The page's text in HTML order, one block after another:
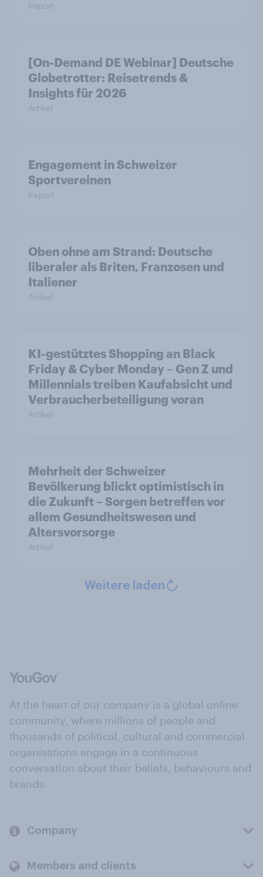
Report
[On-Demand DE Webinar] Deutsche
Globetrotter: Reisetrends &
Insights für 2026
Artikel
Engagement in Schweizer
Sportvereinen
Report
Oben ohne am Strand: Deutsche
liberaler als Briten, Franzosen und
Italiener
Artikel
KI-gestütztes Shopping an Black
Friday & Cyber Monday – Gen Z und
Millennials treiben Kaufabsicht und
Verbraucherbeteiligung voran
Artikel
Mehrheit der Schweizer
Bevölkerung blickt optimistisch in
die Zukunft – Sorgen betreffen vor
allem Gesundheitswesen und
Altersvorsorge
Artikel
Weitere laden
At the heart of our company is a global online
community, where millions of people and
thousands of political, cultural and commercial
organisations engage in a continuous
conversation about their beliefs, behaviours and
brands.
Company
Members and clients